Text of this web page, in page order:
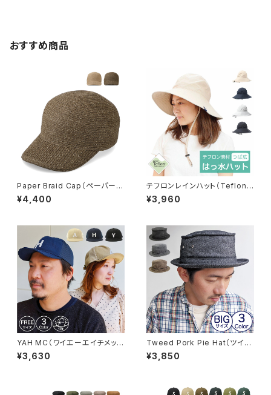
おすすめ商品
Paper Braid Cap（ペーパーブ
レードキャップ）【bca-y11626】
¥4,400
テフロンレインハット（Teflon
Rain Hat）【hb-1626rk】
¥3,960
YAH MC（ワイエーエイチメッシ
ュキャップ）※オンライン限定【b
ch-h90357】
¥3,630
Tweed Pork Pie Hat（ツイー
ドポークパイハット）※オンライ
ン限定【bcz-y0071】
¥3,850